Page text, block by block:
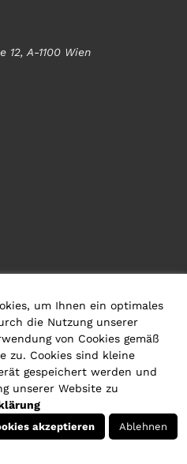
um Ihnen ein optimales
die Nutzung unserer
von Cookies gemäß
zu. Cookies sind kleine
gespeichert werden und
unserer Website zu
akzeptieren Ablehnen
12, A-1100 Wien